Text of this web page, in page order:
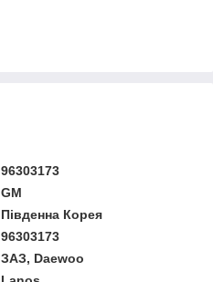
96303173
GM
Південна Корея
96303173
ЗАЗ, Daewoo